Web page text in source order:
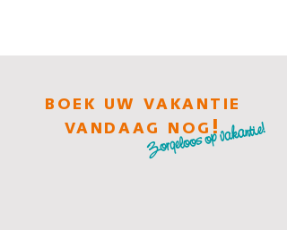
BOEK UW VAKANTIE
VANDAAG NOG !
Zorgeloos op vakantie!